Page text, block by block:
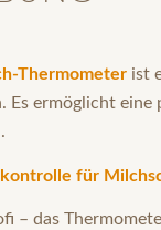
Thermometer ist
Es ermöglicht eine
für
– das